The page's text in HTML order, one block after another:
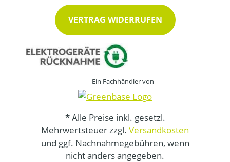
VERTRAG WIDERRUFEN
Ein Fachhändler von
* Alle Preise inkl. gesetzl.
Mehrwertsteuer zzgl. Versandkosten
und ggf. Nachnahmegebühren, wenn
nicht anders angegeben.